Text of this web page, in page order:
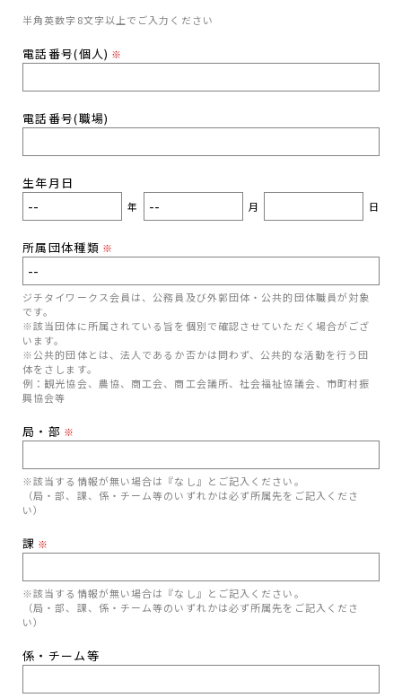
半角英数字8文字以上でご入力ください
電話番号(個人) ※
電話番号(職場)
生年月日
年 月 日
所属団体種類 ※
ジチタイワークス会員は、公務員及び外郭団体・公共的団体職員が対象
です。
※該当団体に所属されている旨を個別で確認させていただく場合がござ
います。
※公共的団体とは、法人であるか否かは問わず、公共的な活動を行う団
体をさします。
例：観光協会、農協、商工会、商工会議所、社会福祉協議会、市町村振
興協会等
局・部 ※
※該当する情報が無い場合は『なし』とご記入ください。
（局・部、課、係・チーム等のいずれかは必ず所属先をご記入くださ
い）
課 ※
※該当する情報が無い場合は『なし』とご記入ください。
（局・部、課、係・チーム等のいずれかは必ず所属先をご記入くださ
い）
係・チーム等